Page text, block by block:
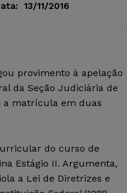
13/11/2016
provimento à apelação
da Seção Judiciária de
a matrícula em duas
do curso de
Estágio II. Argumenta,
a Lei de Diretrizes e